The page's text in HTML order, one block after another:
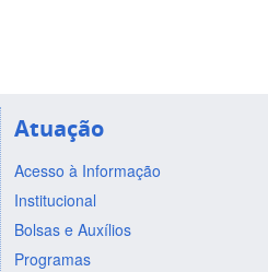
Atuação
Acesso à Informação
Institucional
Bolsas e Auxílios
Programas